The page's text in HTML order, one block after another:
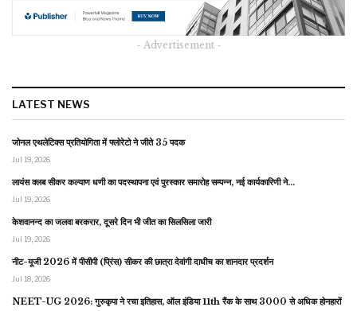
- Advertisement -
LATEST NEWS
जोनल एथलेटिक्स प्रतियोगिता में फ्लोरेटो ने जीते 35 पदक
Jul 19, 2026
लायंस क्लब सीकर कल्याण धणी का पदस्थापना एवं पुरस्कार समारोह सम्पन्न, नई कार्यकारिणी ने…
Jul 19, 2026
केशवानन्द का जलवा बरकरार, दूसरे दिन भी जीत का सिलसिला जारी
Jul 19, 2026
नीट-यूजी 2026 में पीसीपी (प्रिंस) सीकर की छात्रा देवांगी दाधीच का शानदार प्रदर्शन
Jul 18, 2026
NEET-UG 2026: गुरुकृपा ने रचा इतिहास, ऑल इंडिया 11th रैंक के साथ 3000 से अधिक होनहारों